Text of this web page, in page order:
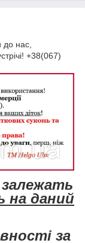
нас,
+38(067)
на даний
за